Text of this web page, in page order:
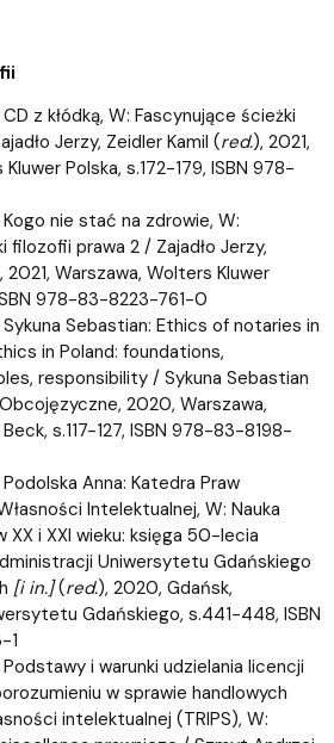
z kłódką, W: Fascynujące ścieżki
Jerzy, Zeidler Kamil (red.), 2021,
Polska, s.172-179, ISBN 978-
nie stać na zdrowie, W:
filozofii prawa 2 / Zajadło Jerzy,
2021, Warszawa, Wolters Kluwer
978-83-8223-761-0
Sebastian: Ethics of notaries in
in Poland: foundations,
responsibility / Sykuna Sebastian
2020, Warszawa,
s.117-127, ISBN 978-83-8198-
Anna: Katedra Praw
Intelektualnej, W: Nauka
XX i XXI wieku: księga 50-lecia
Uniwersytetu Gdańskiego
[i in.](red.), 2020, Gdańsk,
Gdańskiego, s.441-448, ISBN
1
i warunki udzielania licencji
w sprawie handlowych
intelektualnej (TRIPS), W: